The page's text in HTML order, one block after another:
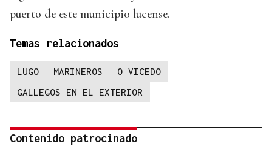
puerto de este municipio lucense.
Temas relacionados
LUGO MARINEROS
O VICEDO
GALLEGOS EN EL EXTERIOR
Contenido patrocinado